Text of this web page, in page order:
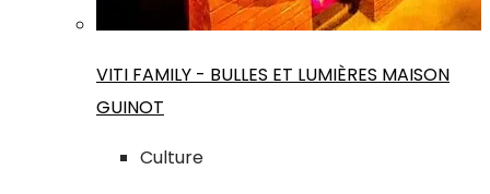
VITI FAMILY - BULLES ET LUMIÈRES MAISON
GUINOT
Culture